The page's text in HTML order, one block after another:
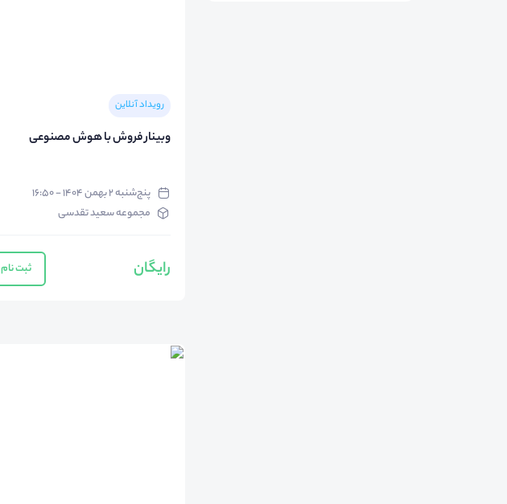
رویداد آنلاین
وبینار فروش با هوش مصنوعی
پنج‌شنبه ۲ بهمن ۱۴۰۴ - ۱۶:۵۰
مجموعه سعید تقدسی
رایگان ثبت نام